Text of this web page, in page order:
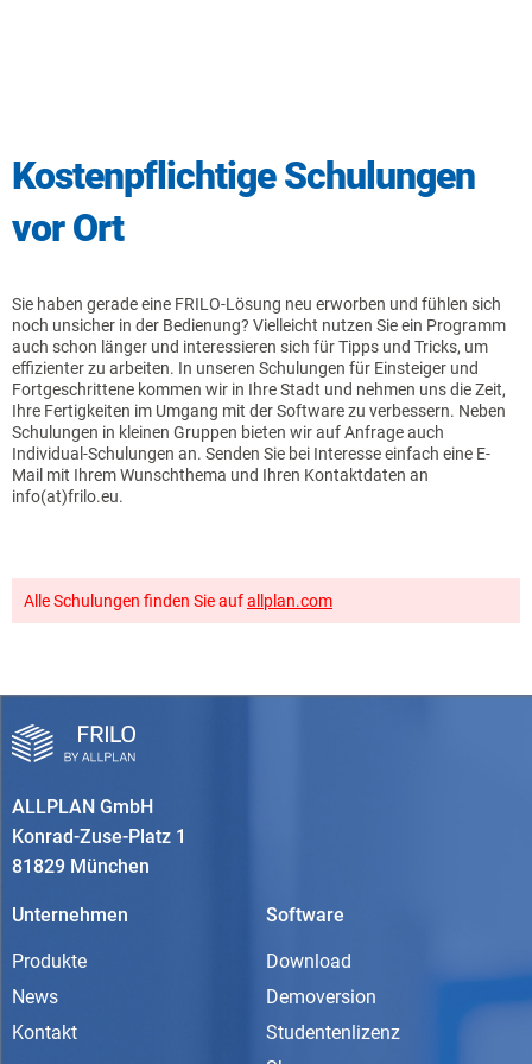
Kostenpflichtige Schulungen
vor Ort
Sie haben gerade eine FRILO-Lösung neu erworben und fühlen sich
noch unsicher in der Bedienung? Vielleicht nutzen Sie ein Programm
auch schon länger und interessieren sich für Tipps und Tricks, um
effizienter zu arbeiten. In unseren Schulungen für Einsteiger und
Fortgeschrittene kommen wir in Ihre Stadt und nehmen uns die Zeit,
Ihre Fertigkeiten im Umgang mit der Software zu verbessern. Neben
Schulungen in kleinen Gruppen bieten wir auf Anfrage auch
Individual-Schulungen an. Senden Sie bei Interesse einfach eine E-
Mail mit Ihrem Wunschthema und Ihren Kontaktdaten an
info(at)frilo.eu.
Alle Schulungen finden Sie aufallplan.com
ALLPLAN GmbH
Konrad-Zuse-Platz 1
81829 München
Unternehmen
Produkte
News
Kontakt
Software
Download
Demoversion
Studentenlizenz